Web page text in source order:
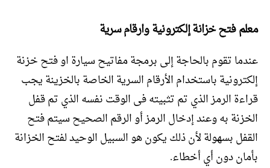
معلم فتح خزانة إلكترونية وارقام سرية
عندما تقوم بالحاجة إلى برمجة مفاتيح سيارة او فتح خزنة
إلكترونية باستخدام الأرقام السرية الخاصة بالخزينة يجب
قراءة الرمز الذي تم تثبيته فى الوقت نفسه الذي تم قفل
الخزنة به وعند إدخال الرمز أو الرقم الصحيح سيتم فتح
القفل بسهولة لأن ذلك يكون هو السبيل الوحيد لفتح الخزانة
بأمان دون أي أخطاء.